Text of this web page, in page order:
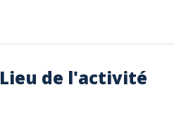
Lieu de l'activité